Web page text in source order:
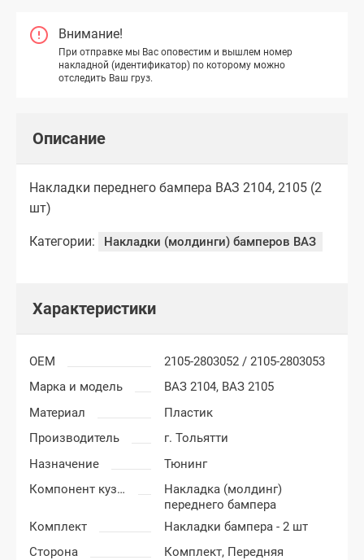
Внимание!
При отправке мы Вас оповестим и вышлем номер
накладной (идентификатор) по которому можно
отследить Ваш груз.
Описание
Накладки переднего бампера ВАЗ 2104, 2105 (2
шт)
Категории: Накладки (молдинги) бамперов ВАЗ
Характеристики
OEM
2105-2803052 / 2105-2803053
Марка и модель
ВАЗ 2104, ВАЗ 2105
Материал
Пластик
Производитель
г. Тольятти
Назначение
Тюнинг
Компонент кузова
Накладка (молдинг)
переднего бампера
Комплект
Накладки бампера - 2 шт
Сторона
Комплект, Передняя